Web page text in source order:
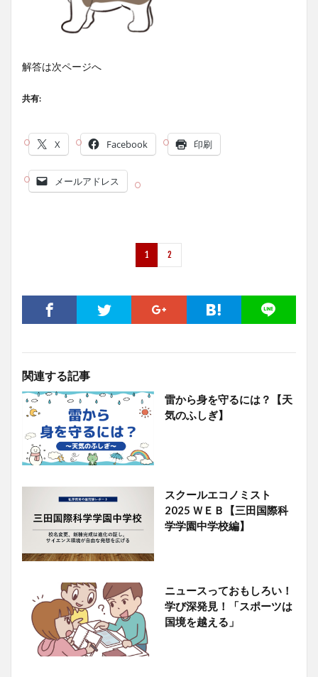
解答は次ページへ
共有:
X Facebook 印刷
メールアドレス
1 2
関連する記事
雷から身を守るには？【天
気のふしぎ】
スクールエコノミスト
2025 ＷＥＢ【三田国際科
学学園中学校編】
ニュースっておもしろい！
学び深発見！「スポーツは
国境を越える」